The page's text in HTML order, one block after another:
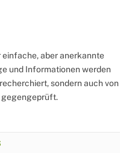
aber anerkannte
und Informationen werden
sondern auch von
gegengeprüft.